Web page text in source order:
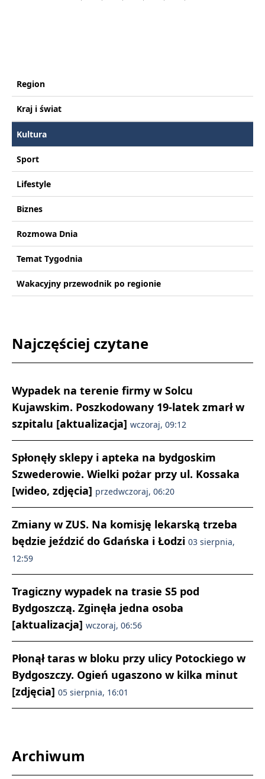
Region
Kraj i świat
Kultura
Sport
Lifestyle
Biznes
Rozmowa Dnia
Temat Tygodnia
Wakacyjny przewodnik po regionie
Najczęściej czytane
Wypadek na terenie firmy w Solcu
Kujawskim. Poszkodowany 19-latek zmarł w
szpitalu [aktualizacja] wczoraj, 09:12
Spłonęły sklepy i apteka na bydgoskim
Szwederowie. Wielki pożar przy ul. Kossaka
[wideo, zdjęcia] przedwczoraj, 06:20
Zmiany w ZUS. Na komisję lekarską trzeba
będzie jeździć do Gdańska i Łodzi 03 sierpnia,
12:59
Tragiczny wypadek na trasie S5 pod
Bydgoszczą. Zginęła jedna osoba
[aktualizacja] wczoraj, 06:56
Płonął taras w bloku przy ulicy Potockiego w
Bydgoszczy. Ogień ugaszono w kilka minut
[zdjęcia] 05 sierpnia, 16:01
Archiwum